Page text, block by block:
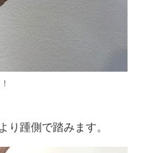
り踵側で踏みます。